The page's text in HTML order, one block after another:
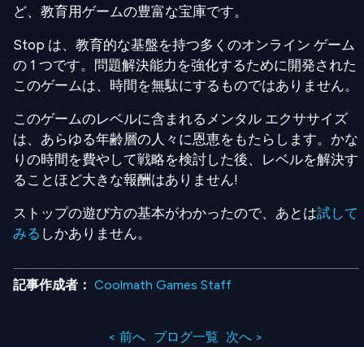
ど、教育用ゲームの豊富な宝庫です。
Stop は、教育的な基盤を持つ多くのオンライン ゲーム
の 1 つです。問題解決能力を強化するために開発された
このゲームは、時間を無駄にするものではありません。
このゲームのレベルに含まれるメンタル エクササイズ
は、あらゆる年齢層の人々に恩恵をもたらします。かな
りの時間を費やして戦略を検討した後、レベルを解決す
ることほど大きな報酬はありません!
ストップの遊び方の基本がわかったので、あとは試して
みる しかありません。
記事作成者： Coolmath Games Staff
< 前へ ブログ一覧 次へ >